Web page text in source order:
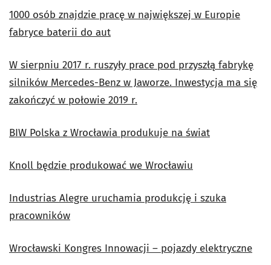
1000 osób znajdzie pracę w największej w Europie
fabryce baterii do aut
W sierpniu 2017 r. ruszyły prace pod przyszłą fabrykę
silników Mercedes-Benz w Jaworze. Inwestycja ma się
zakończyć w połowie 2019 r.
BIW Polska z Wrocławia produkuje na świat
Knoll będzie produkować we Wrocławiu
Industrias Alegre uruchamia produkcję i szuka
pracowników
Wrocławski Kongres Innowacji – pojazdy elektryczne